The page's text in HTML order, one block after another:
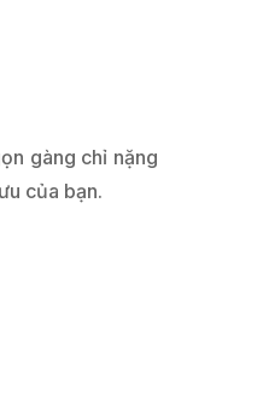
gàng chỉ nặng
của bạn.